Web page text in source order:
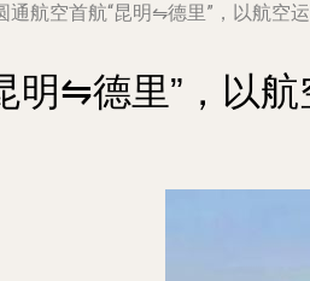
通航空首航“昆明⇋德里”，以航空
明⇋德里”，以